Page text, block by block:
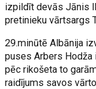
izpildīt devās Jānis
pretinieku vārtsargs
29.minūtē Albānija
puses Arbers Hodža
pēc rikošeta to
raidījums savos